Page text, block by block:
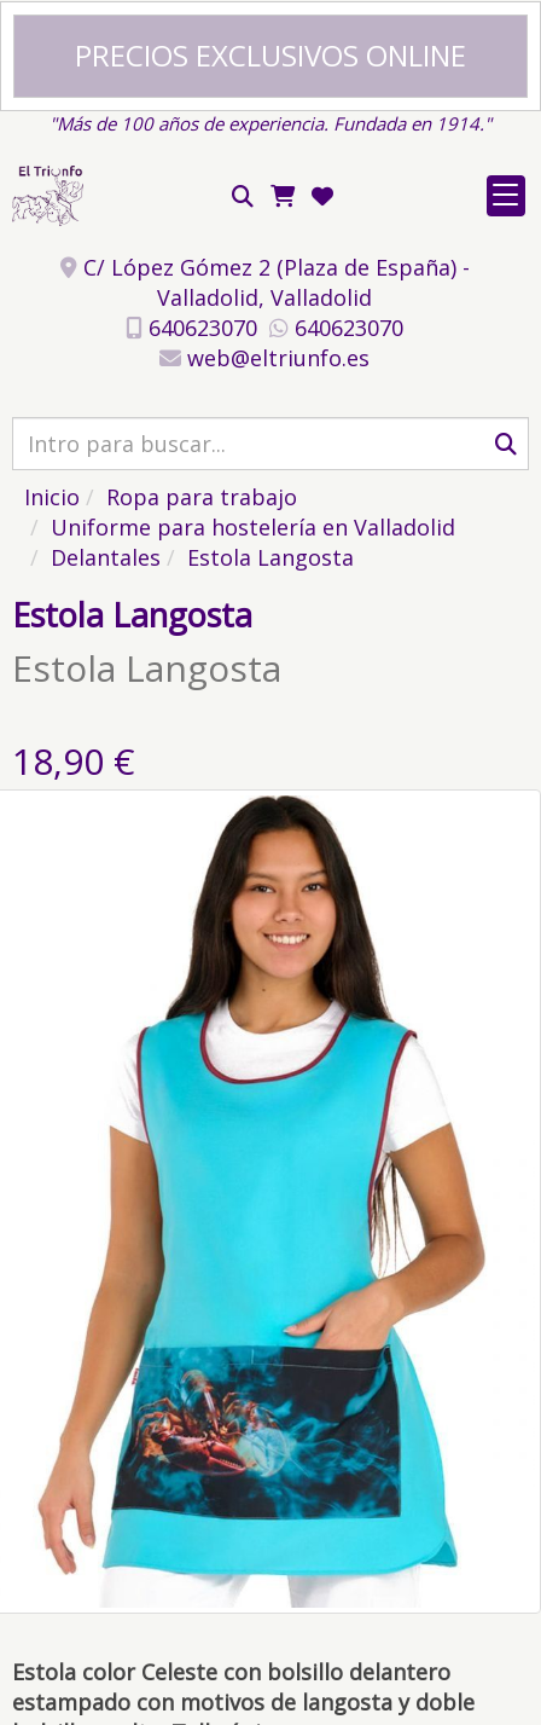
PRECIOS EXCLUSIVOS ONLINE
"Más de 100 años de experiencia. Fundada en 1914."
C/ López Gómez 2 (Plaza de España) -
Valladolid, Valladolid
640623070
640623070
web
eltriunfo.es
Inicio
Ropa para trabajo
Uniforme para hostelería en Valladolid
Delantales
Estola Langosta
Estola Langosta
Estola Langosta
18,90 €
Estola color Celeste con bolsillo delantero
estampado con motivos de langosta y doble